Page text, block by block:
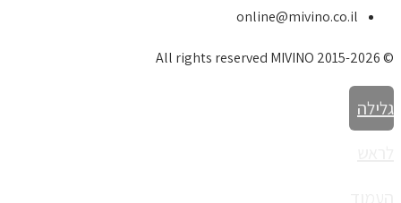
online@mivino.co.il
© All rights reserved MIVINO 2015-2026
גלילה